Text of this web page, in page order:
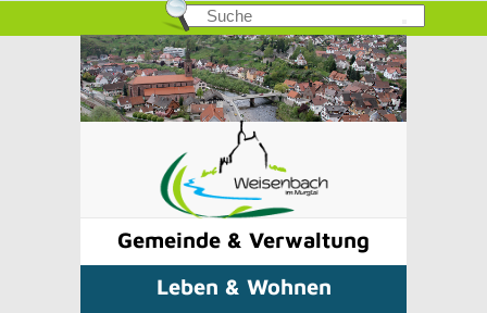
Gemeinde & Verwaltung
Leben & Wohnen